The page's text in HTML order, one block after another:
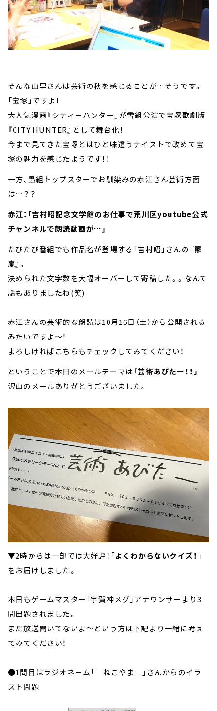
そんな山里さんは芸術の秋を感じることが…そうです。
「宝塚」ですよ！
大人気漫画『シティーハンター』が雪組公演で宝塚歌劇版
『CITY HUNTER』として舞台化！
今まで見てきた宝塚とはひと味違うテイストで改めて宝
塚の魅力を感じたようです！！
一方、蟲組トップスターでお馴染みの赤江さん芸術方面
は…？？
赤江：「吉村昭記念文学館のお仕事で荒川区youtube公式
チャンネルで朗読動画が…」
たびたび番組でも作品名が登場する「吉村昭」さんの『羆
嵐』。
決められた文字数を大幅オーバーして寄稿した。。なんて
話もありましたね(笑)
赤江さんの芸術的な朗読は10月16日（土）から公開される
みたいですよ～！
よろしければこちらもチェックしてみてください！
ということで本日のメールテーマは 「芸術あびたー！！」
沢山のメールありがとうございました。
▼2時からは一部では大好評！「よくわからないクイズ！ 」
をお届けしました。
本日もゲームマスター「宇賀神メグ」アナウンサーより3
問出題されました。
まだ放送聞いてないよ～という方は下記より一緒に考え
てみてください！
●1問目はラジオネーム「 ねこやま 」さんからのイラ
スト問題